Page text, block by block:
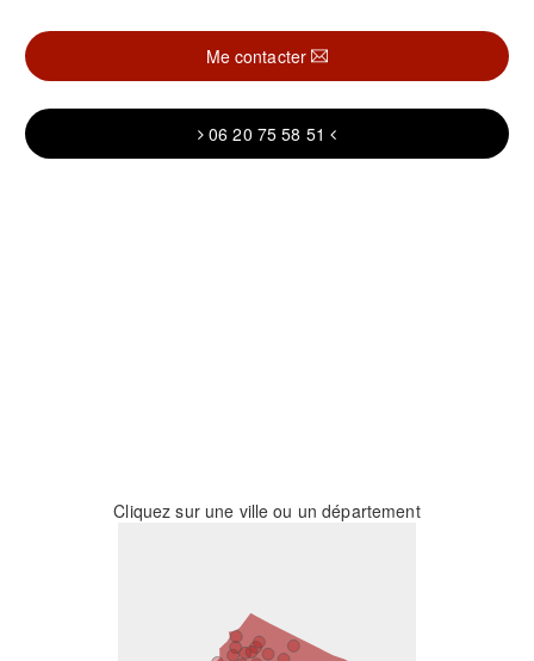
Me contacter
06 20 75 58 51
Cliquez sur une ville ou un département